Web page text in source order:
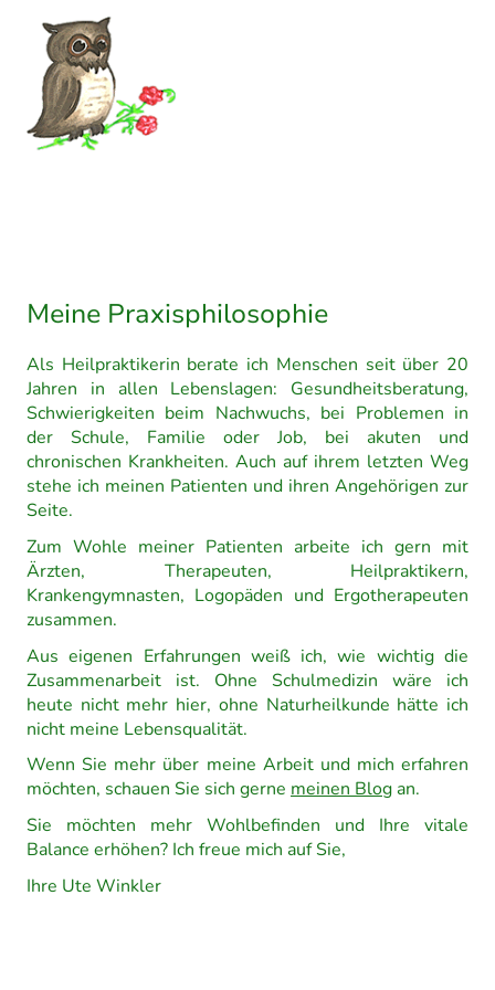
Meine Praxisphilosophie
Als Heilpraktikerin berate ich Menschen seit über 20
Jahren in allen Lebenslagen: Gesundheitsberatung,
Schwierigkeiten beim Nachwuchs, bei Problemen in
der Schule, Familie oder Job, bei akuten und
chronischen Krankheiten. Auch auf ihrem letzten Weg
stehe ich meinen Patienten und ihren Angehörigen zur
Seite.
Zum Wohle meiner Patienten arbeite ich gern mit
Ärzten, Therapeuten, Heilpraktikern,
Krankengymnasten, Logopäden und Ergotherapeuten
zusammen.
Aus eigenen Erfahrungen weiß ich, wie wichtig die
Zusammenarbeit ist. Ohne Schulmedizin wäre ich
heute nicht mehr hier, ohne Naturheilkunde hätte ich
nicht meine Lebensqualität.
Wenn Sie mehr über meine Arbeit und mich erfahren
möchten, schauen Sie sich gerne meinen Blog an.
Sie möchten mehr Wohlbefinden und Ihre vitale
Balance erhöhen? Ich freue mich auf Sie,
Ihre Ute Winkler